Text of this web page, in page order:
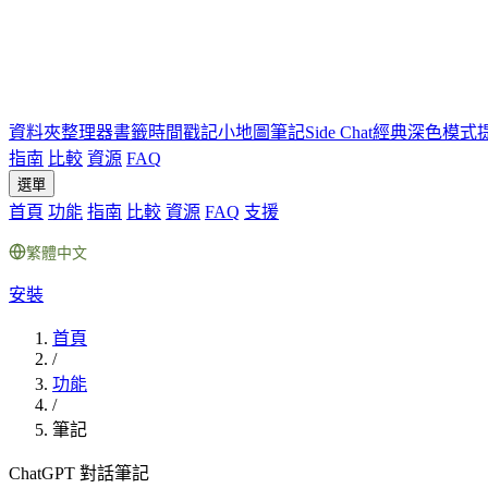
資料夾整理器書籤時間戳記小地圖筆記Side Chat經典深色模式
指南 比較 資源 FAQ
選單
首頁 功能 指南 比較 資源 FAQ 支援
繁體中文
安裝
首頁
/
功能
/
筆記
ChatGPT 對話筆記